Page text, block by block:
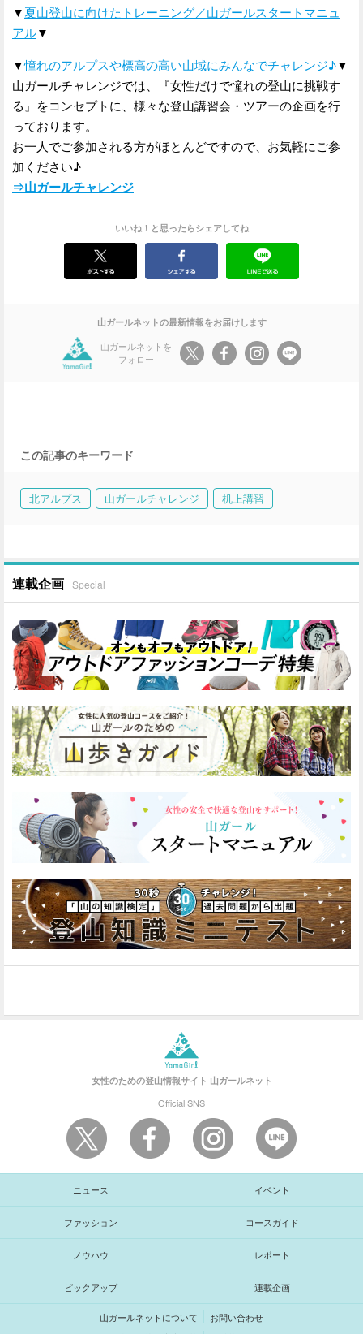
▼夏山登山に向けたトレーニング／山ガールスタートマニュ
アル▼
▼憧れのアルプスや標高の高い山域にみんなでチャレンジ♪▼
山ガールチャレンジでは、『女性だけで憧れの登山に挑戦す
る』をコンセプトに、様々な登山講習会・ツアーの企画を行
っております。
お一人でご参加される方がほとんどですので、お気軽にご参
加ください♪
⇒山ガールチャレンジ
いいね！と思ったらシェアしてね
山ガールネットの最新情報をお届けします
山ガールネットを
フォロー
この記事のキーワード
北アルプス 山ガールチャレンジ 机上講習
連載企画 Special
女性のための登山情報サイト 山ガールネット
Official SNS
ニュース イベント
ファッション コースガイド
ノウハウ レポート
ピックアップ 連載企画
山ガールネットについて
お問い合わせ